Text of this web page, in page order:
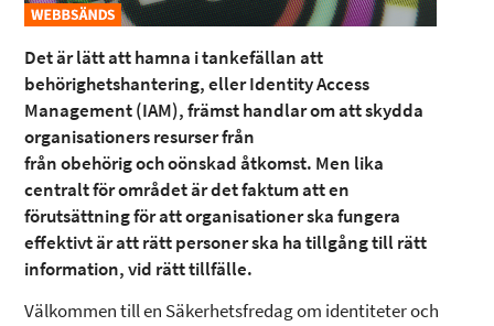
Det är lätt att hamna i tankefällan att
behörighetshantering, eller Identity Access
Management (IAM), främst handlar om att skydda
organisationers resurser från
från obehörig och oönskad åtkomst. Men lika
centralt för området är det faktum att en
förutsättning för att organisationer ska fungera
effektivt är att rätt personer ska ha tillgång till rätt
information, vid rätt tillfälle.
Välkommen till en Säkerhetsfredag om identiteter och